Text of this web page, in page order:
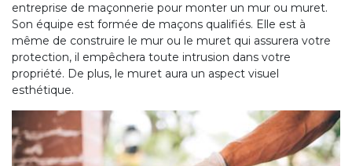
entreprise de maçonnerie pour monter un mur ou muret.
Son équipe est formée de maçons qualifiés. Elle est à
même de construire le mur ou le muret qui assurera votre
protection, il empêchera toute intrusion dans votre
propriété. De plus, le muret aura un aspect visuel
esthétique.